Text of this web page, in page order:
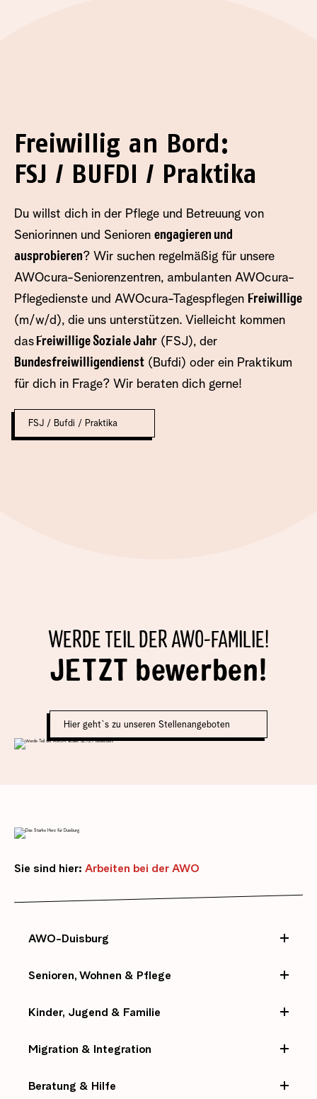
Freiwillig an Bord:
FSJ / BUFDI / Praktika
Du willst dich in der Pflege und Betreuung von
Seniorinnen und Senioren engagieren und
ausprobieren? Wir suchen regelmäßig für unsere
AWOcura-Seniorenzentren, ambulanten AWOcura-
Pflegedienste und AWOcura-Tagespflegen Freiwillige
(m/w/d), die uns unterstützen. Vielleicht kommen
dasFreiwillige Soziale Jahr (FSJ), der
Bundesfreiwilligendienst (Bufdi) oder ein Praktikum
für dich in Frage? Wir beraten dich gerne!
FSJ / Bufdi / Praktika
WERDE TEIL DER AWO-FAMILIE!
JETZT bewerben!
Hier geht`s zu unseren Stellenangeboten
Sie sind hier: Arbeiten bei der AWO
AWO-Duisburg
Senioren, Wohnen & Pflege
Kinder, Jugend & Familie
Migration & Integration
Beratung & Hilfe